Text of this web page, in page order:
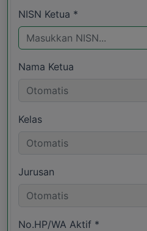
NISN Ketua *
Nama Ketua
Kelas
Jurusan
No.HP/WA Aktif *